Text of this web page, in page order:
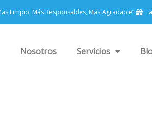
Limpio, Más Responsables, Más Agradable”
Nosotros Servicios